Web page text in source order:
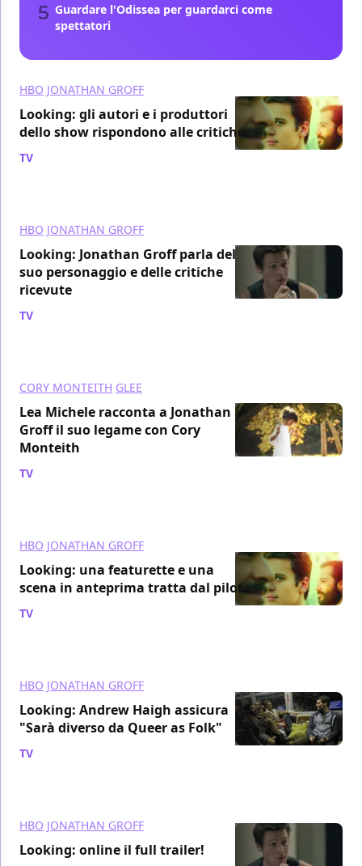
Guardare l'Odissea per guardarci come
spettatori
HBO JONATHAN GROFF
Looking: gli autori e i produttori
dello show rispondono alle critiche
TV
HBO JONATHAN GROFF
Looking: Jonathan Groff parla del
suo personaggio e delle critiche
ricevute
TV
CORY MONTEITH GLEE
Lea Michele racconta a Jonathan
Groff il suo legame con Cory
Monteith
TV
HBO JONATHAN GROFF
Looking: una featurette e una
scena in anteprima tratta dal pilot
TV
HBO JONATHAN GROFF
Looking: Andrew Haigh assicura
"Sarà diverso da Queer as Folk"
TV
HBO JONATHAN GROFF
Looking: online il full trailer!